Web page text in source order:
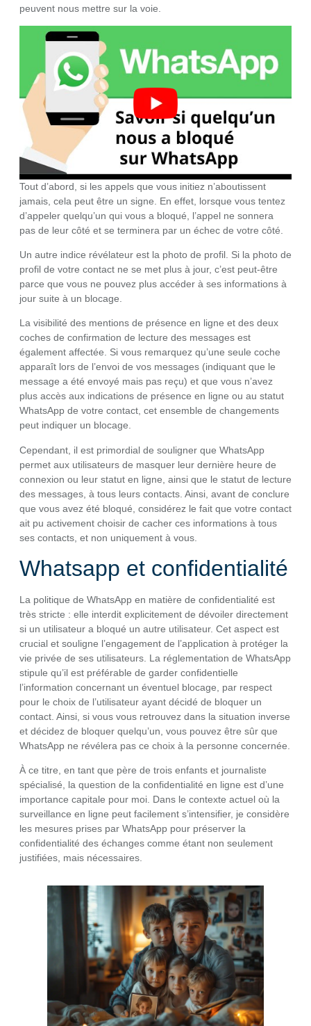
peuvent nous mettre sur la voie.
Tout d’abord, si les appels que vous initiez n’aboutissent
jamais, cela peut être un signe. En effet, lorsque vous tentez
d’appeler quelqu’un qui vous a bloqué, l’appel ne sonnera
pas de leur côté et se terminera par un échec de votre côté.
Un autre indice révélateur est la photo de profil. Si la photo de
profil de votre contact ne se met plus à jour, c’est peut-être
parce que vous ne pouvez plus accéder à ses informations à
jour suite à un blocage.
La visibilité des mentions de présence en ligne et des deux
coches de confirmation de lecture des messages est
également affectée. Si vous remarquez qu’une seule coche
apparaît lors de l’envoi de vos messages (indiquant que le
message a été envoyé mais pas reçu) et que vous n’avez
plus accès aux indications de présence en ligne ou au statut
WhatsApp de votre contact, cet ensemble de changements
peut indiquer un blocage.
Cependant, il est primordial de souligner que WhatsApp
permet aux utilisateurs de masquer leur dernière heure de
connexion ou leur statut en ligne, ainsi que le statut de lecture
des messages, à tous leurs contacts. Ainsi, avant de conclure
que vous avez été bloqué, considérez le fait que votre contact
ait pu activement choisir de cacher ces informations à tous
ses contacts, et non uniquement à vous.
Whatsapp et confidentialité
La politique de WhatsApp en matière de confidentialité est
très stricte : elle interdit explicitement de dévoiler directement
si un utilisateur a bloqué un autre utilisateur. Cet aspect est
crucial et souligne l’engagement de l’application à protéger la
vie privée de ses utilisateurs. La réglementation de WhatsApp
stipule qu’il est préférable de garder confidentielle
l’information concernant un éventuel blocage, par respect
pour le choix de l’utilisateur ayant décidé de bloquer un
contact. Ainsi, si vous vous retrouvez dans la situation inverse
et décidez de bloquer quelqu’un, vous pouvez être sûr que
WhatsApp ne révélera pas ce choix à la personne concernée.
À ce titre, en tant que père de trois enfants et journaliste
spécialisé, la question de la confidentialité en ligne est d’une
importance capitale pour moi. Dans le contexte actuel où la
surveillance en ligne peut facilement s’intensifier, je considère
les mesures prises par WhatsApp pour préserver la
confidentialité des échanges comme étant non seulement
justifiées, mais nécessaires.